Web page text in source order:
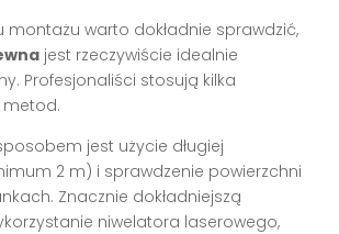
montażu warto dokładnie sprawdzić,
jest rzeczywiście idealnie
Profesjonaliści stosują kilka
jest użycie długiej
2 m) i sprawdzenie powierzchni
Znacznie dokładniejszą
niwelatora laserowego,